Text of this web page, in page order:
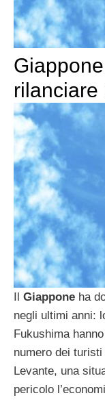
rilanciare
Il Giappone ha
negli ultimi anni:
Fukushima
numero dei
Levante, una
pericolo